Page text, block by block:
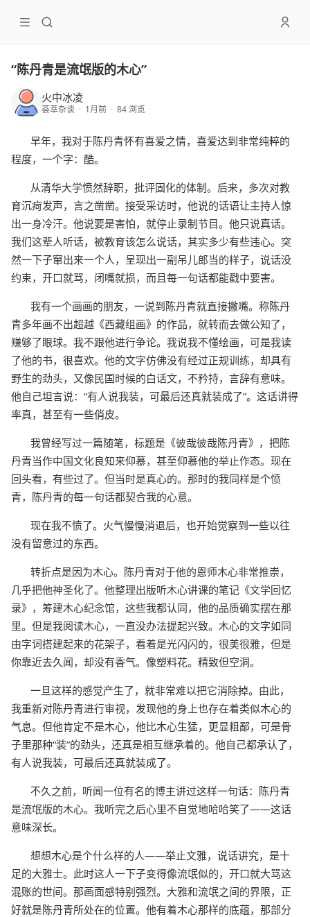
“陈丹青是流氓版的木心”
火中冰凌
荟萃杂谈 · 1月前 · 84 浏览
早年，我对于陈丹青怀有喜爱之情，喜爱达到非常纯粹的
程度，一个字：酷。
从清华大学愤然辞职，批评固化的体制。后来，多次对教
育沉疴发声，言之凿凿。接受采访时，他说的话语让主持人惊
出一身冷汗。他说要是害怕，就停止录制节目。他只说真话。
我们这辈人听话，被教育该怎么说话，其实多少有些违心。突
然一下子窜出来一个人，呈现出一副吊儿郎当的样子，说话没
约束，开口就骂，闭嘴就损，而且每一句话都能戳中要害。
我有一个画画的朋友，一说到陈丹青就直接撇嘴。称陈丹
青多年画不出超越《西藏组画》的作品，就转而去做公知了，
赚够了眼球。我不跟他进行争论。我说我不懂绘画，可是我读
了他的书，很喜欢。他的文字仿佛没有经过正规训练，却具有
野生的劲头，又像民国时候的白话文，不矜持，言辞有意味。
他自己坦言说：“有人说我装，可最后还真就装成了”。这话讲得
率真，甚至有一些俏皮。
我曾经写过一篇随笔，标题是《彼哉彼哉陈丹青》，把陈
丹青当作中国文化良知来仰慕，甚至仰慕他的举止作态。现在
回头看，有些过了。但当时是真心的。那时的我同样是个愤
青，陈丹青的每一句话都契合我的心意。
现在我不愤了。火气慢慢消退后，也开始觉察到一些以往
没有留意过的东西。
转折点是因为木心。陈丹青对于他的恩师木心非常推崇，
几乎把他神圣化了。他整理出版听木心讲课的笔记《文学回忆
录》，筹建木心纪念馆，这些我都认同，他的品质确实摆在那
里。但是我阅读木心，一直没办法提起兴致。木心的文字如同
由字词搭建起来的花架子，看着是光闪闪的，很美很雅，但是
你靠近去久闻，却没有香气。像塑料花。精致但空洞。
一旦这样的感觉产生了，就非常难以把它消除掉。由此，
我重新对陈丹青进行审视，发现他的身上也存在着类似木心的
气息。但他肯定不是木心，他比木心生猛，更显粗鄙，可是骨
子里那种“装”的劲头，还真是相互继承着的。他自己都承认了，
有人说我装，可最后还真就装成了。
不久之前，听闻一位有名的博主讲过这样一句话：陈丹青
是流氓版的木心。我听完之后心里不自觉地哈哈笑了——这话
意味深长。
想想木心是个什么样的人——举止文雅，说话讲究，是十
足的大雅士。此时这人一下子变得像流氓似的，开口就大骂这
混账的世间。那画面感特别强烈。大雅和流氓之间的界限，正
好就是陈丹青所处在的位置。他有着木心那样的底蕴，那部分